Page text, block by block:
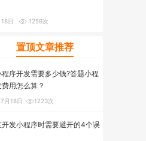
日 1259次
置顶文章推荐
序开发需要多少钱?答题小程
用怎么算？
月18日 1223次
开发小程序时需要避开的4个误